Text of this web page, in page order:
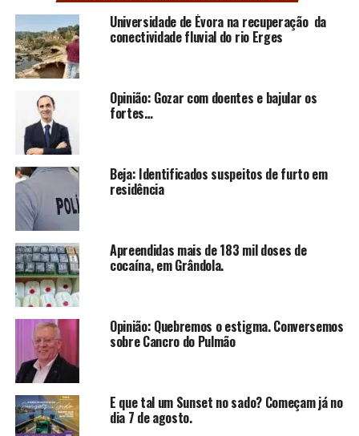
Universidade de Évora na recuperação da
conectividade fluvial do rio Erges
Opinião: Gozar com doentes e bajular os
fortes…
Beja: Identificados suspeitos de furto em
residência
Apreendidas mais de 183 mil doses de
cocaína, em Grândola.
Opinião: Quebremos o estigma. Conversemos
sobre Cancro do Pulmão
E que tal um Sunset no sado? Começam já no
dia 7 de agosto.